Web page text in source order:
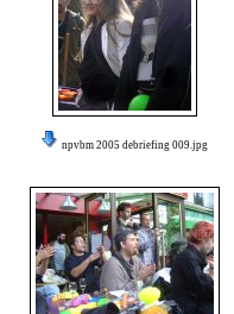
npvbm 2005 debriefing 009.jpg